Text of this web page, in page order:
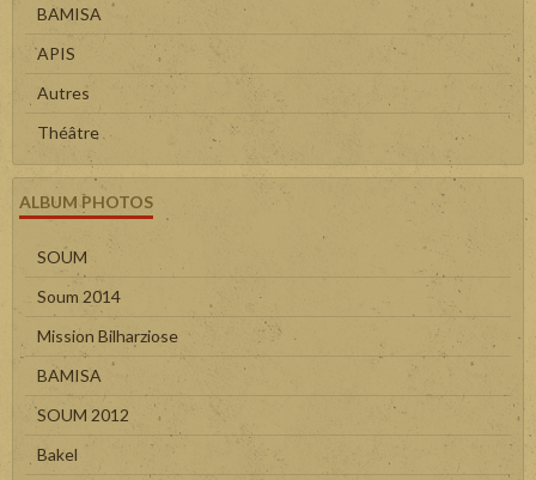
BAMISA
APIS
Autres
Théâtre
ALBUM PHOTOS
SOUM
Soum 2014
Mission Bilharziose
BAMISA
SOUM 2012
Bakel